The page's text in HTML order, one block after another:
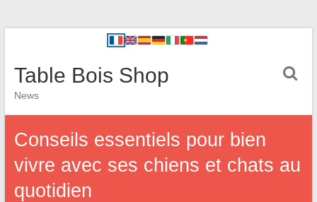
Table Bois Shop
News
Conseils essentiels pour bien
vivre avec ses chiens et chats au
quotidien